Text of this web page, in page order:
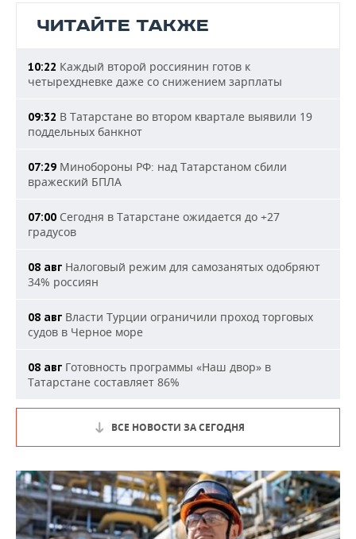
ЧИТАЙТЕ ТАКЖЕ
10:22 Каждый второй россиянин готов к
четырехдневке даже со снижением зарплаты
09:32 В Татарстане во втором квартале выявили 19
поддельных банкнот
07:29 Минобороны РФ: над Татарстаном сбили
вражеский БПЛА
07:00 Сегодня в Татарстане ожидается до +27
градусов
08 авг Налоговый режим для самозанятых одобряют
34% россиян
08 авг Власти Турции ограничили проход торговых
судов в Черное море
08 авг Готовность программы «Наш двор» в
Татарстане составляет 86%
ВСЕ НОВОСТИ ЗА СЕГОДНЯ